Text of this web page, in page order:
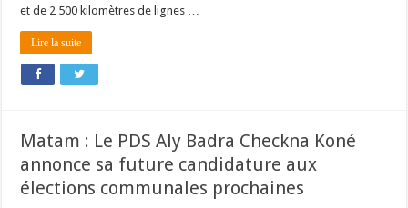
et de 2 500 kilomètres de lignes …
Lire la suite
Matam : Le PDS Aly Badra Checkna Koné
annonce sa future candidature aux
élections communales prochaines